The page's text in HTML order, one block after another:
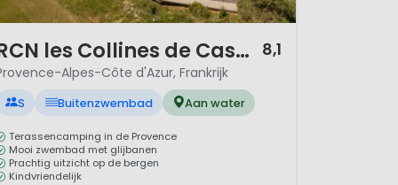
bekend van de Tour de
van de kale berg.
Maar er zijn ook
en hydrospeed. Kun je niet
deRoute Napoléon
van het eiland Elba.
RCN les Collines de Castellane 8,1
Alpes-Côte d'Azur, Frankrijk
S Buitenzwembad Aan water
Terassencamping in de Provence
Mooi zwembad met glijbanen
Prachtig uitzicht op de bergen
Kindvriendelijk